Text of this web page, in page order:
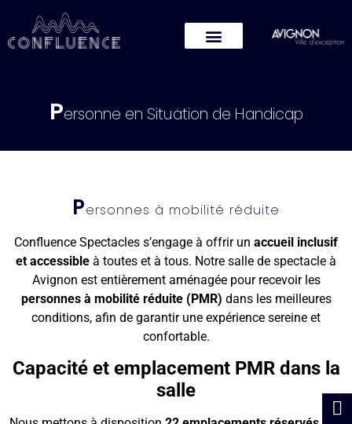
Personne en Situation de Handicap
Personnes à mobilité réduite
Confluence Spectacles s’engage à offrir un accueil inclusif
et accessible à toutes et à tous. Notre salle de spectacle à
Avignon est entièrement aménagée pour recevoir les
personnes à mobilité réduite (PMR) dans les meilleures
conditions, afin de garantir une expérience sereine et
confortable.
Capacité et emplacement PMR dans la
salle